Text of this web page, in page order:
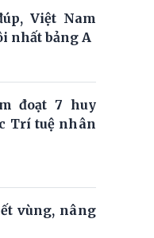
Việt Nam
nhất bảng A
đoạt 7 huy
Trí tuệ nhân
vùng, nâng